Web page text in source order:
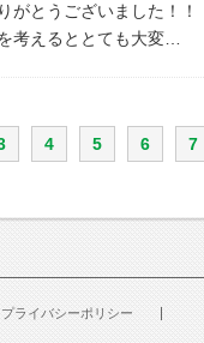
がとうございました！！
考えるととても大変…
4 5 6 7
プライバシーポリシー